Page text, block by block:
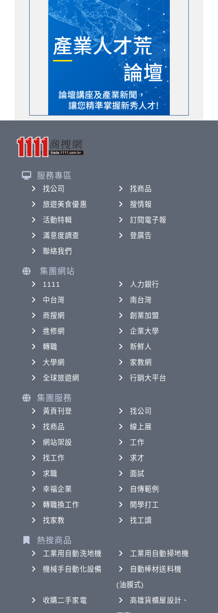
服務專區
找公司
找商品
旅遊美食優惠
搜情報
活動特輯
訂閱電子報
滿意度調查
登廣告
聯絡我們
集團網站
1111
人力銀行
中台灣
南台灣
商搜網
創業加盟
進修網
企業大學
轉職
新鮮人
大學網
家教網
全球旅遊網
行銷大平台
集團服務
黃頁刊登
找公司
找商品
線上展
網站架設
工作
找工作
求才
求職
面試
幸福企業
自傳範例
轉職換工作
開學打工
找家教
找工讀
熱搜商品
工業用自動洗地機
工業用自動掃地機
機械手自動化設備
自動棒材送料機
(油膜式)
收購二手家電
高雄貨櫃屋設計、